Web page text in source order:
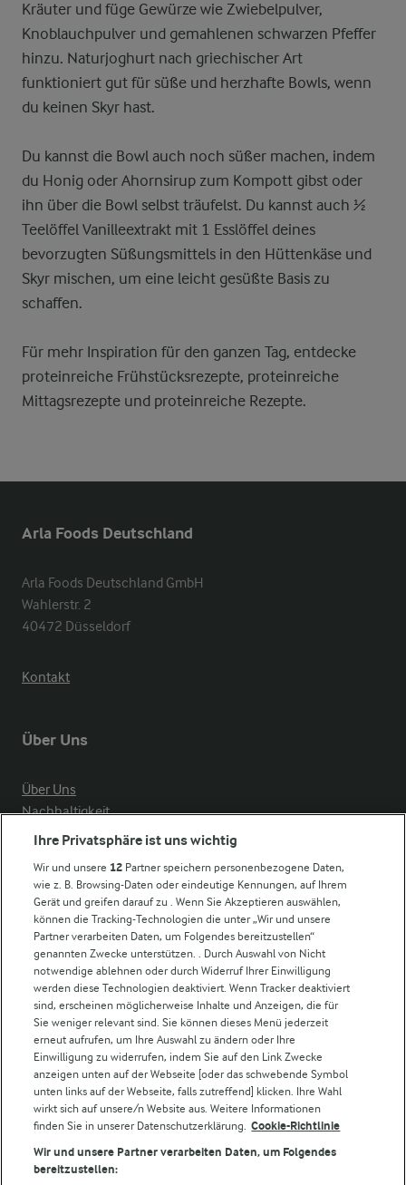
Kräuter und füge Gewürze wie Zwiebelpulver,
Knoblauchpulver und gemahlenen schwarzen Pfeffer
hinzu. Naturjoghurt nach griechischer Art
funktioniert gut für süße und herzhafte Bowls, wenn
du keinen Skyr hast.
Du kannst die Bowl auch noch süßer machen, indem
du Honig oder Ahornsirup zum Kompott gibst oder
ihn über die Bowl selbst träufelst. Du kannst auch ½
Teelöffel Vanilleextrakt mit 1 Esslöffel deines
bevorzugten Süßungsmittels in den Hüttenkäse und
Skyr mischen, um eine leicht gesüßte Basis zu
schaffen.
Für mehr Inspiration für den ganzen Tag, entdecke
proteinreiche Frühstücksrezepte, proteinreiche
Mittagsrezepte und proteinreiche Rezepte.
Arla Foods Deutschland
Arla Foods Deutschland GmbH
Wahlerstr. 2
40472 Düsseldorf
Kontakt
Über Uns
Über Uns
Nachhaltigkeit
Compliance
Arla in anderen Ländern
Weitere Arla Websites
Castello
Lurpak
Arla Pro
Für unsere Landwirt:innen
Folge uns!
Ihre Privatsphäre ist uns wichtig
Wir und unsere 12 Partner speichern personenbezogene Daten,
wie z. B. Browsing-Daten oder eindeutige Kennungen, auf Ihrem
Gerät und greifen darauf zu . Wenn Sie Akzeptieren auswählen,
können die Tracking-Technologien die unter „Wir und unsere
Partner verarbeiten Daten, um Folgendes bereitzustellen“
genannten Zwecke unterstützen. . Durch Auswahl von Nicht
notwendige ablehnen oder durch Widerruf Ihrer Einwilligung
werden diese Technologien deaktiviert. Wenn Tracker deaktiviert
sind, erscheinen möglicherweise Inhalte und Anzeigen, die für
Sie weniger relevant sind. Sie können dieses Menü jederzeit
erneut aufrufen, um Ihre Auswahl zu ändern oder Ihre
Einwilligung zu widerrufen, indem Sie auf den Link Zwecke
anzeigen unten auf der Webseite [oder das schwebende Symbol
unten links auf der Webseite, falls zutreffend] klicken. Ihre Wahl
wirkt sich auf unsere/n Website aus. Weitere Informationen
finden Sie in unserer Datenschutzerklärung. Cookie-Richtlinie
Wir und unsere Partner verarbeiten Daten, um Folgendes
bereitzustellen: